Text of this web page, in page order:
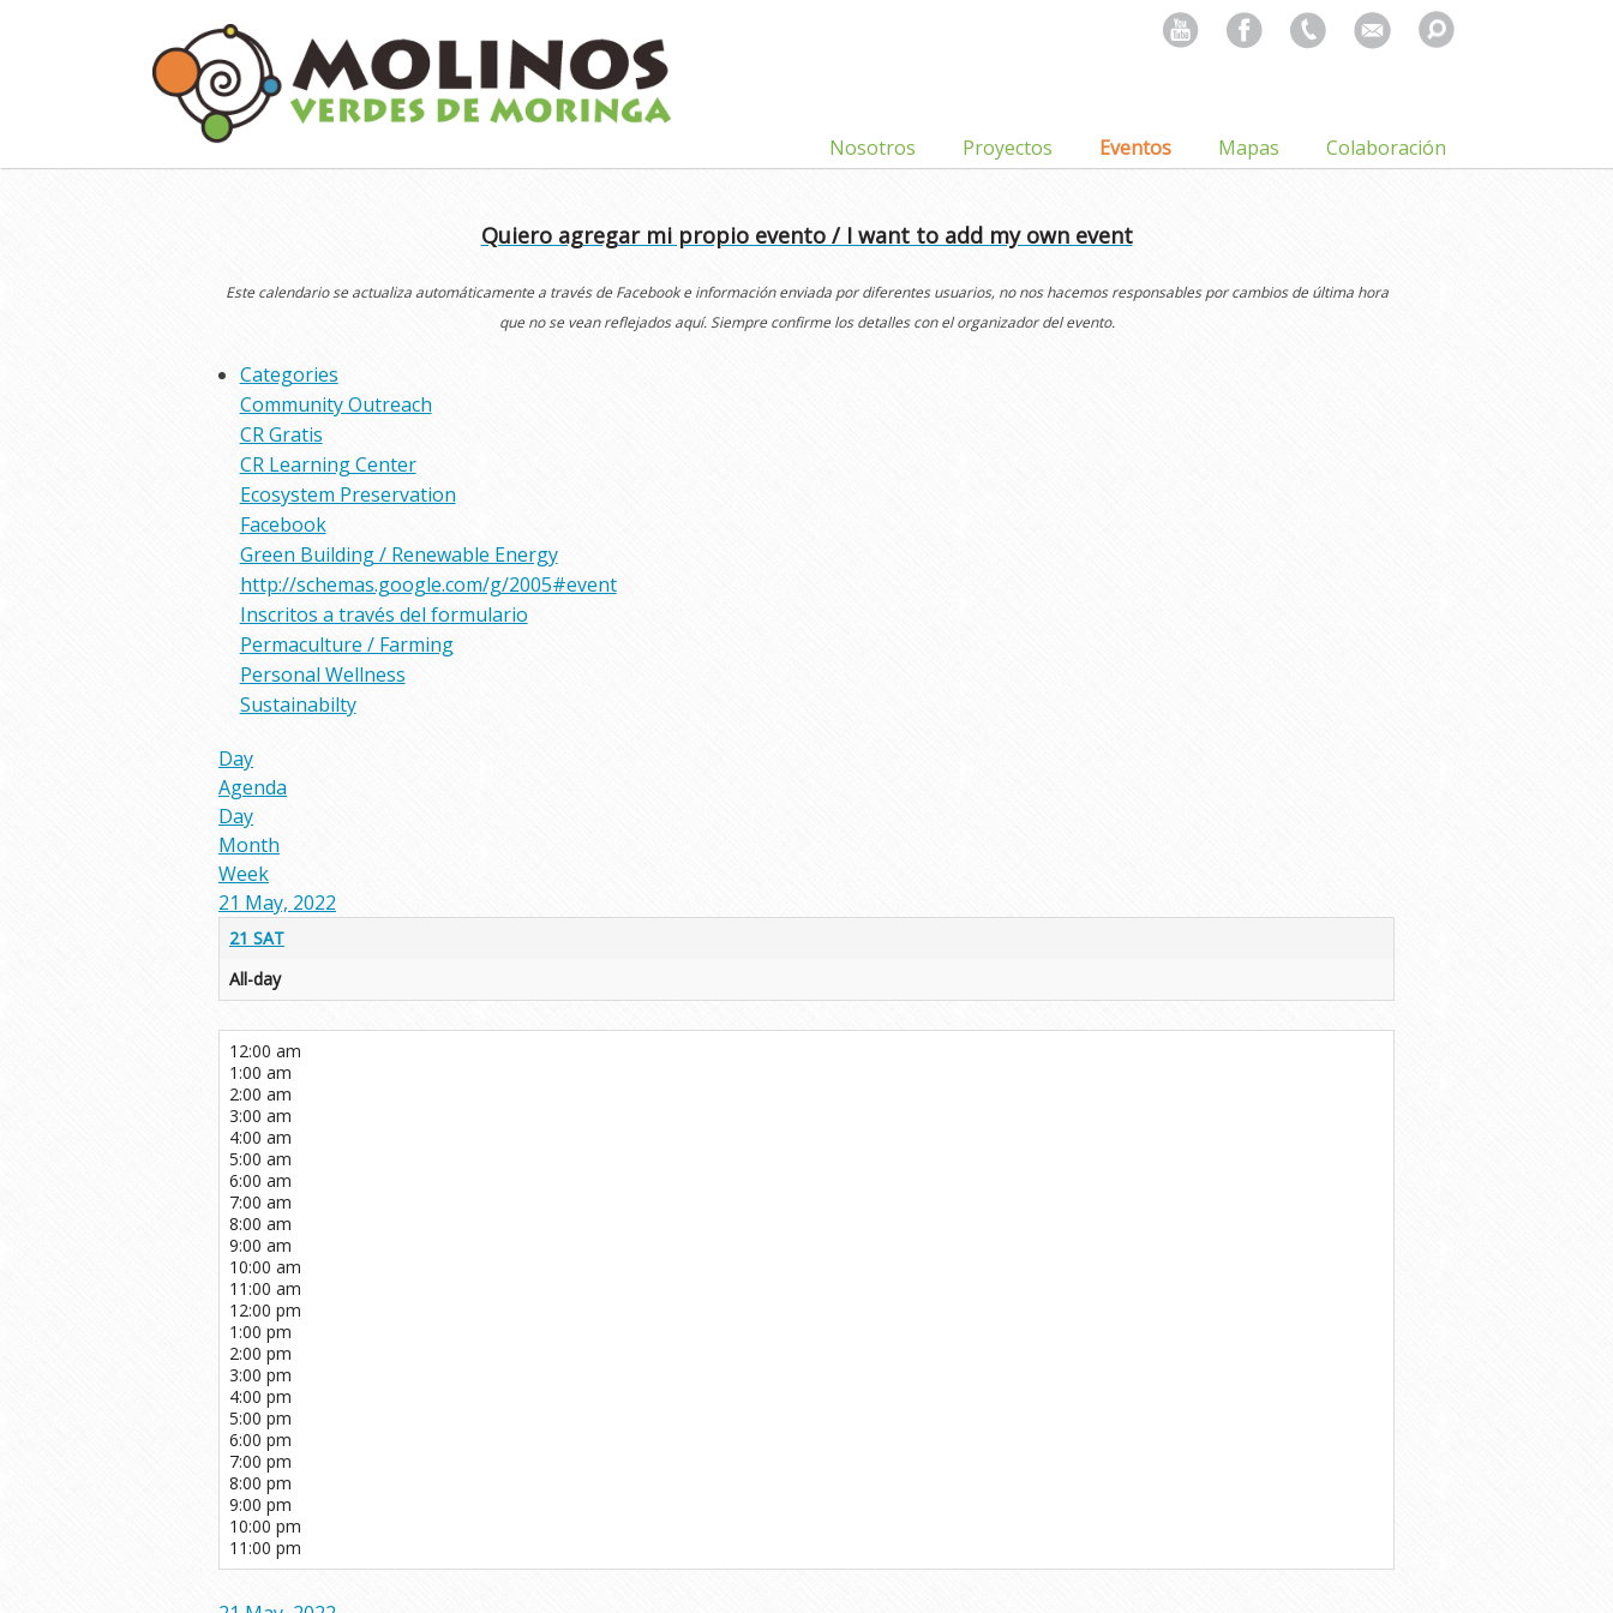
Search
for:
Nosotros Proyectos Eventos Mapas Colaboración
Quiero agregar mi propio evento / I want to add my own event
Este calendario se actualiza automáticamente a través de Facebook e información enviada por diferentes usuarios, no nos hacemos responsables por cambios de última hora
que no se vean reflejados aquí. Siempre confirme los detalles con el organizador del evento.
Categories
Community Outreach
CR Gratis
CR Learning Center
Ecosystem Preservation
Facebook
Green Building / Renewable Energy
http://schemas.google.com/g/2005#event
Inscritos a través del formulario
Permaculture / Farming
Personal Wellness
Sustainabilty
Day
Agenda
Day
Month
Week
21 May, 2022
21 SAT
All-day
12:00 am
1:00 am
2:00 am
3:00 am
4:00 am
5:00 am
6:00 am
7:00 am
8:00 am
9:00 am
10:00 am
11:00 am
12:00 pm
1:00 pm
2:00 pm
3:00 pm
4:00 pm
5:00 pm
6:00 pm
7:00 pm
8:00 pm
9:00 pm
10:00 pm
11:00 pm